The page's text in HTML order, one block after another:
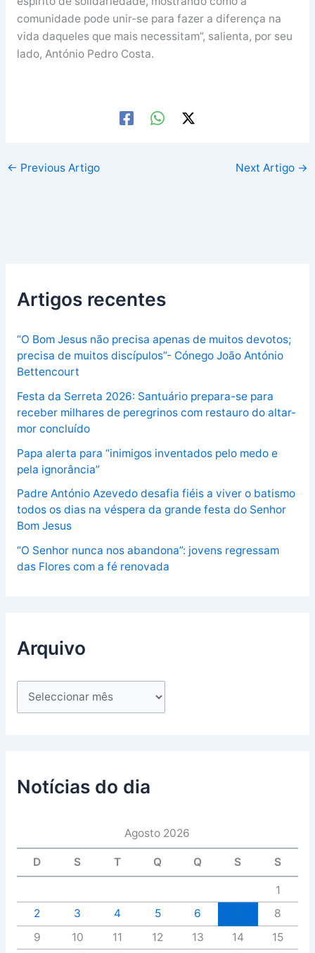
comunidade pode unir-se para fazer a diferença na
vida daqueles que mais necessitam”, salienta, por seu
lado, António Pedro Costa.
← Previous Artigo Next Artigo →
Artigos recentes
“O Bom Jesus não precisa apenas de muitos devotos;
precisa de muitos discípulos”- Cónego João António
Bettencourt
Festa da Serreta 2026: Santuário prepara-se para
receber milhares de peregrinos com restauro do altar-
mor concluído
Papa alerta para “inimigos inventados pelo medo e
pela ignorância”
Padre António Azevedo desafia fiéis a viver o batismo
todos os dias na véspera da grande festa do Senhor
Bom Jesus
“O Senhor nunca nos abandona”: jovens regressam
das Flores com a fé renovada
Arquivo
Notícias do dia
Agosto 2026
D S T Q Q S S
1
2
3 4 5 6
8
9
10 11 12 13 14
15